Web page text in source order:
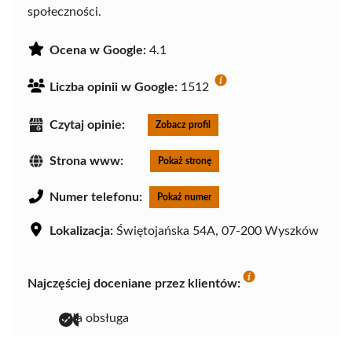
społeczności.
Ocena w Google: 4.1
Liczba opinii w Google: 1512
Czytaj opinie: Zobacz profil
Strona www: Pokaż stronę
Numer telefonu: Pokaż numer
Lokalizacja: Świętojańska 54A, 07-200 Wyszków
Najczęściej doceniane przez klientów:
miła obsługa